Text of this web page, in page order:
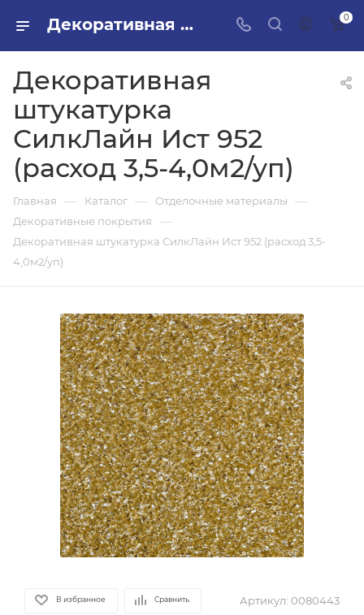
Декоративная штукатурка СилкЛайн Ист 952 (расход 3,5-4,0м2/уп) в ПИЛОН — купить стройматериалы в интернет-магазине ПИЛОН с доставкой оптом и в розницу 0
Декоративная
штукатурка
СилкЛайн Ист 952
(расход 3,5-4,0м2/уп)
Главная — Каталог — Отделочные материалы —
Декоративные покрытия —
Декоративная штукатурка СилкЛайн Ист 952 (расход 3,5-
4,0м2/уп)
В избранное Сравнить Артикул: 0080443